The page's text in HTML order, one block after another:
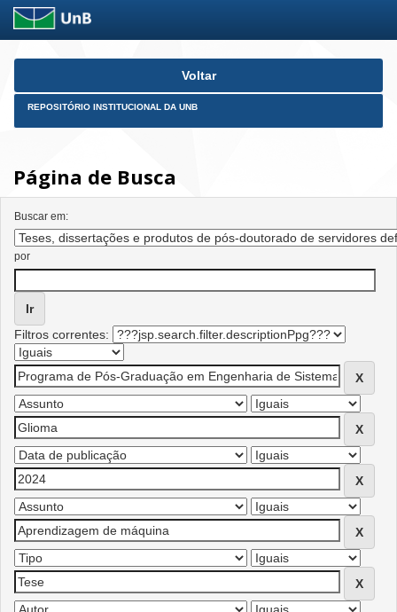
Skip
Voltar
REPOSITÓRIO INSTITUCIONAL DA UNB
Página de Busca
Buscar em:
por
Filtros correntes: